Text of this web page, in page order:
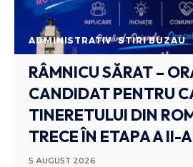
ADMINISTRATIV STIRI BUZAU
RÂMNICU SĂRAT –
CANDIDAT PENTRU
TINERETULUI DIN
TRECE ÎN ETAPA A II-
5 AUGUST 2026